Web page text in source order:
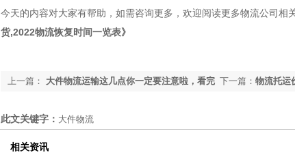
今天的内容对大家有帮助，如需咨询更多，欢迎阅读更多物流公司相
货,2022物流恢复时间一览表》
下一篇： 物流托运
上一篇：
大件物流运输这几点你一定要注意啦，看完
此文关键字： 大件物流
相关资讯